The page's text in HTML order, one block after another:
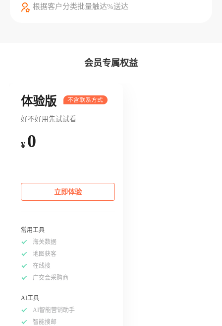
根据客户分类批量触达%送达
会员专属权益
体验版
好不好用先试试看
¥ 0
立即体验
常用工具
海关数据
地图获客
在线搜
广交会采购商
AI工具
AI智能营销助手
智能搜邮